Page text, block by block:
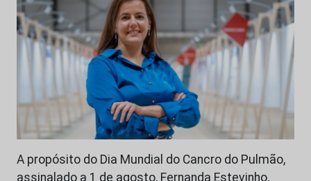
A propósito do Dia Mundial do Cancro do Pulmão,
assinalado a 1 de agosto, Fernanda Estevinho,